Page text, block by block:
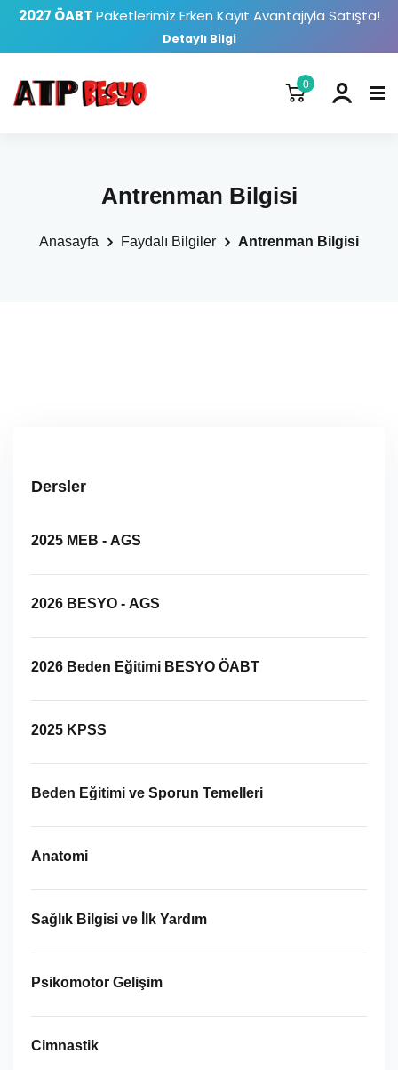
2027 ÖABT Paketlerimiz Erken Kayıt Avantajıyla Satışta!
Detaylı Bilgi
0
Antrenman Bilgisi
Anasayfa Faydalı Bilgiler Antrenman Bilgisi
Dersler
2025 MEB - AGS
2026 BESYO - AGS
2026 Beden Eğitimi BESYO ÖABT
2025 KPSS
Beden Eğitimi ve Sporun Temelleri
Anatomi
Sağlık Bilgisi ve İlk Yardım
Psikomotor Gelişim
Cimnastik